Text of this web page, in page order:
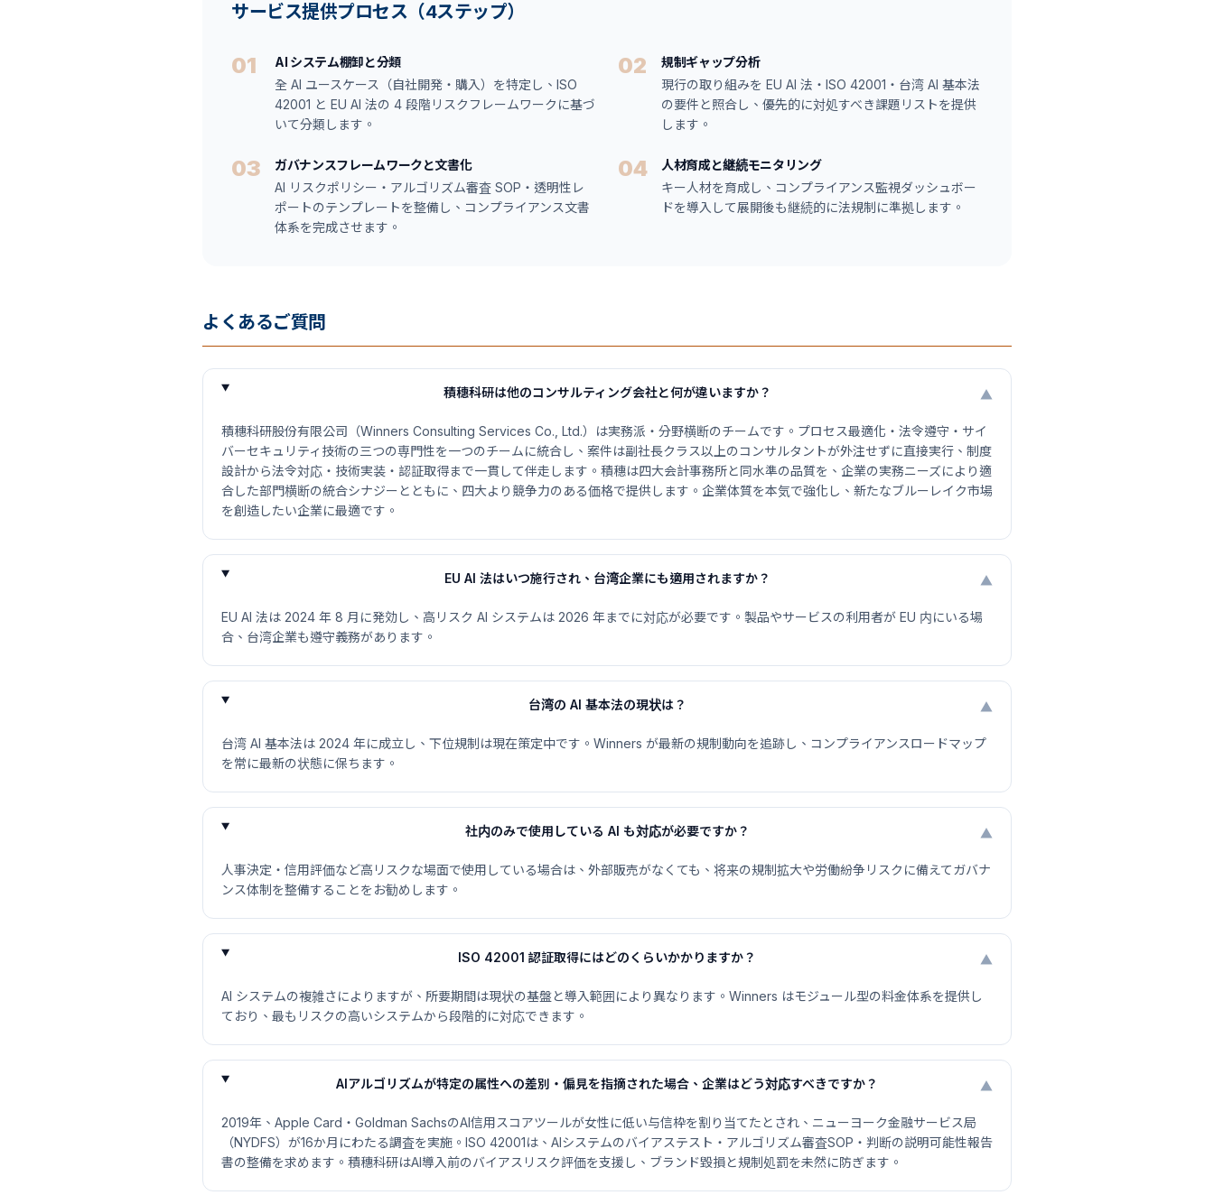
サービス提供プロセス（4ステップ）
01
AI システム棚卸と分類
全 AI ユースケース（自社開発・購入）を特定し、ISO
42001 と EU AI 法の 4 段階リスクフレームワークに基づ
いて分類します。
02
規制ギャップ分析
現行の取り組みを EU AI 法・ISO 42001・台湾 AI 基本法
の要件と照合し、優先的に対処すべき課題リストを提供
します。
03
ガバナンスフレームワークと文書化
AI リスクポリシー・アルゴリズム審査 SOP・透明性レ
ポートのテンプレートを整備し、コンプライアンス文書
体系を完成させます。
04
人材育成と継続モニタリング
キー人材を育成し、コンプライアンス監視ダッシュボー
ドを導入して展開後も継続的に法規制に準拠します。
よくあるご質問
積穗科研は他のコンサルティング会社と何が違いますか？ ▼
積穗科研股份有限公司（Winners Consulting Services Co., Ltd.）は実務派・分野横断のチームです。プロセス最適化・法令遵守・サイ
バーセキュリティ技術の三つの専門性を一つのチームに統合し、案件は副社長クラス以上のコンサルタントが外注せずに直接実行、制度
設計から法令対応・技術実装・認証取得まで一貫して伴走します。積穗は四大会計事務所と同水準の品質を、企業の実務ニーズにより適
合した部門横断の統合シナジーとともに、四大より競争力のある価格で提供します。企業体質を本気で強化し、新たなブルーレイク市場
を創造したい企業に最適です。
EU AI 法はいつ施行され、台湾企業にも適用されますか？ ▼
EU AI 法は 2024 年 8 月に発効し、高リスク AI システムは 2026 年までに対応が必要です。製品やサービスの利用者が EU 内にいる場
合、台湾企業も遵守義務があります。
台湾の AI 基本法の現状は？ ▼
台湾 AI 基本法は 2024 年に成立し、下位規制は現在策定中です。Winners が最新の規制動向を追跡し、コンプライアンスロードマップ
を常に最新の状態に保ちます。
社内のみで使用している AI も対応が必要ですか？ ▼
人事決定・信用評価など高リスクな場面で使用している場合は、外部販売がなくても、将来の規制拡大や労働紛争リスクに備えてガバナ
ンス体制を整備することをお勧めします。
ISO 42001 認証取得にはどのくらいかかりますか？ ▼
AI システムの複雑さによりますが、所要期間は現状の基盤と導入範囲により異なります。Winners はモジュール型の料金体系を提供し
ており、最もリスクの高いシステムから段階的に対応できます。
AIアルゴリズムが特定の属性への差別・偏見を指摘された場合、企業はどう対応すべきですか？ ▼
2019年、Apple Card・Goldman SachsのAI信用スコアツールが女性に低い与信枠を割り当てたとされ、ニューヨーク金融サービス局
（NYDFS）が16か月にわたる調査を実施。ISO 42001は、AIシステムのバイアステスト・アルゴリズム審査SOP・判断の説明可能性報告
書の整備を求めます。積穗科研はAI導入前のバイアスリスク評価を支援し、ブランド毀損と規制処罰を未然に防ぎます。